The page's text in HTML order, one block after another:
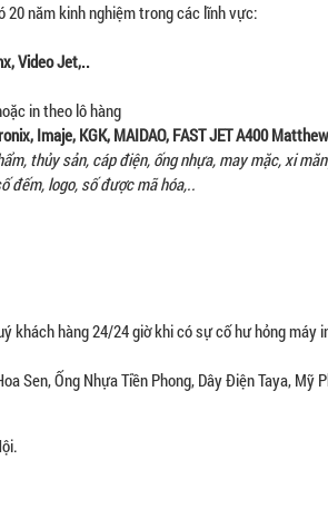
20 năm kinh nghiệm trong các lĩnh vực:
Video Jet,..
in theo lô hàng
Imaje, KGK, MAIDAO, FAST JET A400
thủy sản, cáp điện, ống nhựa, may mặc, xi
đếm, logo, số được mã hóa,..
hàng 24/24 giờ khi có sự cố hư hỏng máy
Sen, Ống Nhựa Tiền Phong, Dây Điện Taya, Mỹ